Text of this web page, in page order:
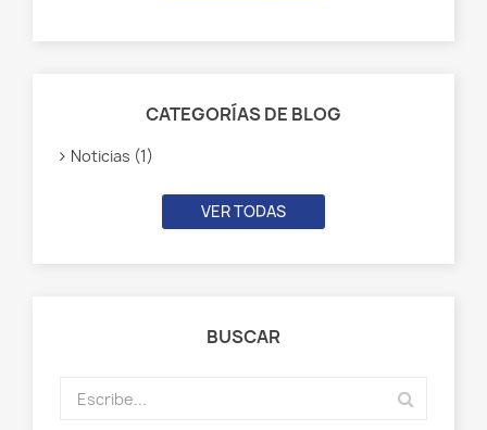
CATEGORÍAS DE BLOG
Noticias (1)
VER TODAS
BUSCAR